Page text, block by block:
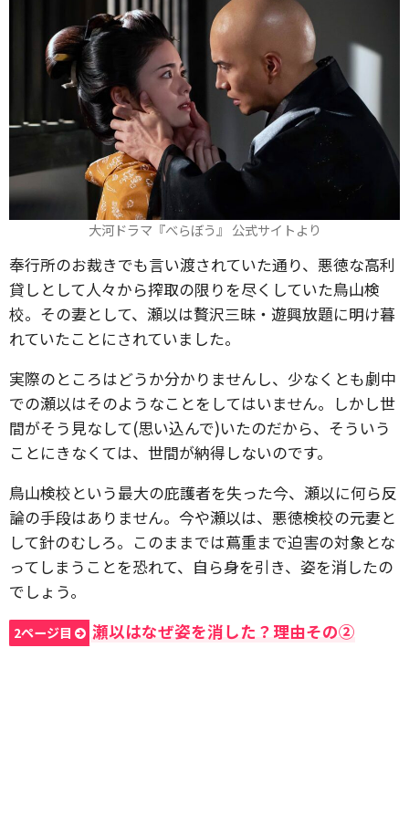
大河ドラマ『べらぼう』 公式サイトより
奉行所のお裁きでも言い渡されていた通り、悪徳な高利
貸しとして人々から搾取の限りを尽くしていた鳥山検
校。その妻として、瀬以は贅沢三昧・遊興放題に明け暮
れていたことにされていました。
実際のところはどうか分かりませんし、少なくとも劇中
での瀬以はそのようなことをしてはいません。しかし世
間がそう見なして(思い込んで)いたのだから、そういう
ことにきなくては、世間が納得しないのです。
鳥山検校という最大の庇護者を失った今、瀬以に何ら反
論の手段はありません。今や瀬以は、悪徳検校の元妻と
して針のむしろ。このままでは蔦重まで迫害の対象とな
ってしまうことを恐れて、自ら身を引き、姿を消したの
でしょう。
2ページ目 瀬以はなぜ姿を消した？理由その②